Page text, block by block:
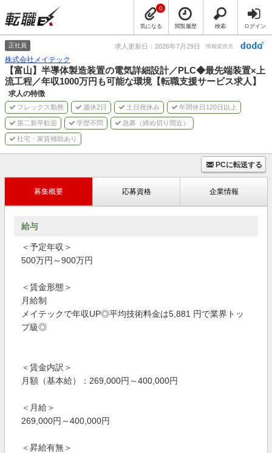
気になる
0
閲覧履歴 検索 ログイン
正社員 求人更新日：2026年7月29日 情報提供元
株式会社メイテック
【富山】半導体製造装置の電気詳細設計／PLC◆最先端装置×上
流工程／年収1000万円も可能な環境【転職支援サービス求人】
求人の特徴
フレックス勤務 週休2日 土日祝休み 年間休日120日以上
第二新卒歓迎 学歴不問 急募（締め切り間近）
社宅・家賃補助あり
PCに転送する
募集概要 応募資格 企業情報
給与
＜予定年収＞
500万円～900万円
＜賃金形態＞
月給制
メイテックで年収UP◎平均技術料金は5,881 円で業界トッ
プ級◎
＜賃金内訳＞
月額（基本給）：269,000円～400,000円
＜月給＞
269,000円～400,000円
＜昇給有無＞